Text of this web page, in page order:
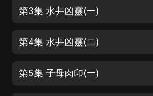
第3集 水井凶靈(一)
第4集 水井凶靈(二)
第5集 子母肉印(一)